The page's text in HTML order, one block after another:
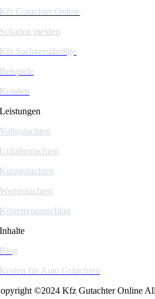
Kfz Gutachter Online
Schaden melden
Kfz Sachverständige
Beispiele
Kunden
Leistungen
Vollgutachten
Unfallgutachten
Kurzgutachten
Wertgutachten
Kostenvoranschlag
Inhalte
Blog
Kosten für Auto Gutachten
©2024 Kfz Gutachter Online